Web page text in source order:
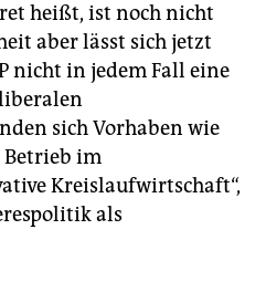
heißt, ist noch nicht
aber lässt sich jetzt
nicht in jedem Fall eine
sich Vorhaben wie
Betrieb im
Kreislaufwirtschaft“,
als